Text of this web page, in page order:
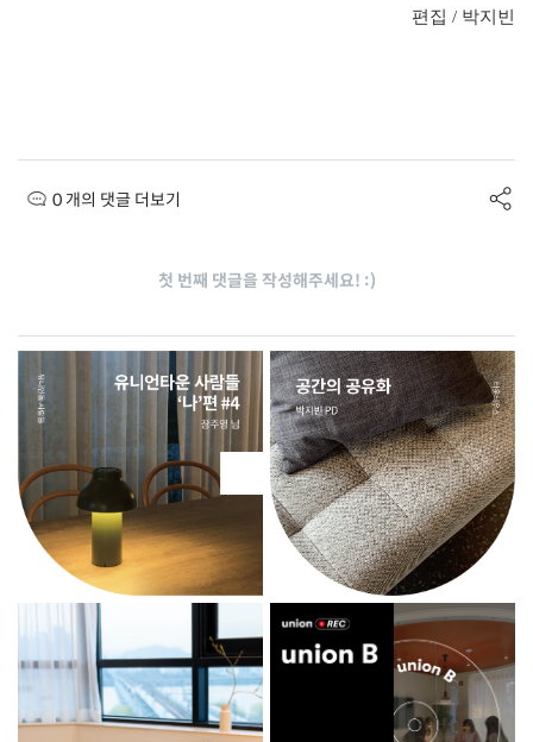
편집 / 박지빈
0 개의 댓글 더보기
첫 번째 댓글을 작성해주세요! :)